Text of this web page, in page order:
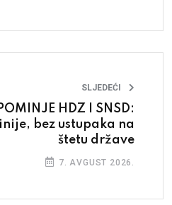
SLJEDEĆI
HDZ I SNSD:
bez ustupaka na
štetu države
7. AVGUST 2026.